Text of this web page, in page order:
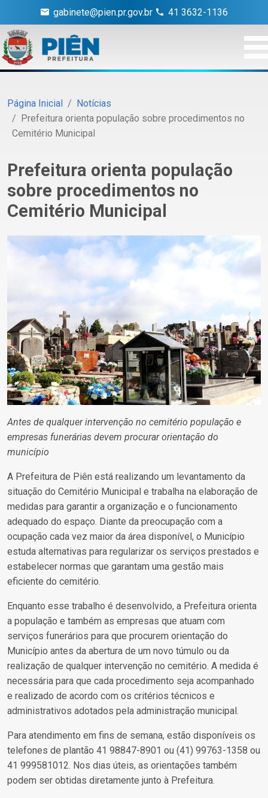
gabinete@pien.pr.gov.br 41 3632-1136
Página Inicial
Notícias
Prefeitura orienta população sobre procedimentos no
Cemitério Municipal
Prefeitura orienta população
sobre procedimentos no
Cemitério Municipal
Antes de qualquer intervenção no cemitério população e
empresas funerárias devem procurar orientação do
município
A Prefeitura de Piên está realizando um levantamento da
situação do Cemitério Municipal e trabalha na elaboração de
medidas para garantir a organização e o funcionamento
adequado do espaço. Diante da preocupação com a
ocupação cada vez maior da área disponível, o Município
estuda alternativas para regularizar os serviços prestados e
estabelecer normas que garantam uma gestão mais
eficiente do cemitério.
Enquanto esse trabalho é desenvolvido, a Prefeitura orienta
a população e também as empresas que atuam com
serviços funerários para que procurem orientação do
Município antes da abertura de um novo túmulo ou da
realização de qualquer intervenção no cemitério. A medida é
necessária para que cada procedimento seja acompanhado
e realizado de acordo com os critérios técnicos e
administrativos adotados pela administração municipal.
Para atendimento em fins de semana, estão disponíveis os
telefones de plantão 41 98847-8901 ou (41) 99763-1358 ou
41 999581012. Nos dias úteis, as orientações também
podem ser obtidas diretamente junto à Prefeitura.